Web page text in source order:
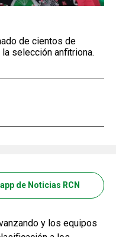
de cientos de
selección anfitriona.
de Noticias RCN
y los equipos